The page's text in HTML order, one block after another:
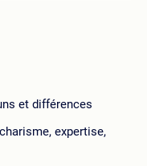
et différences
expertise,